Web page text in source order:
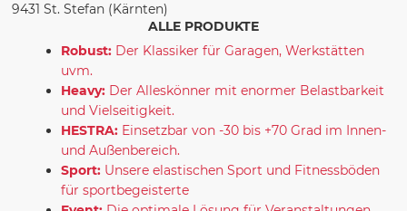
9431 St. Stefan (Kärnten)
ALLE PRODUKTE
Robust: Der Klassiker für Garagen, Werkstätten
uvm.
Heavy: Der Alleskönner mit enormer Belastbarkeit
und Vielseitigkeit.
HESTRA: Einsetzbar von -30 bis +70 Grad im Innen-
und Außenbereich.
Sport: Unsere elastischen Sport und Fitnessböden
für sportbegeisterte